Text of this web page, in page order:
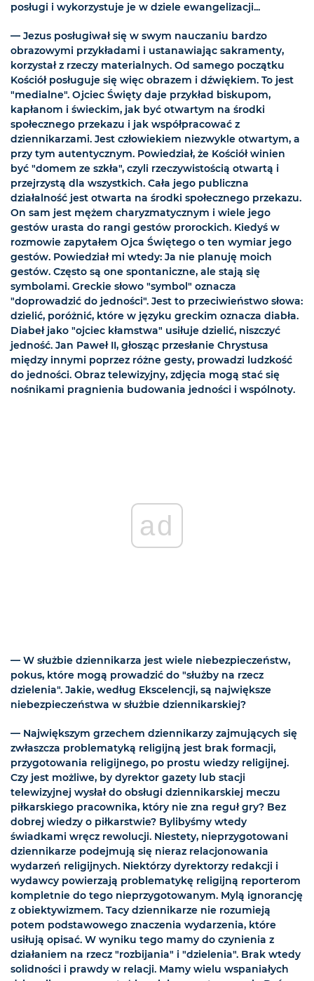
posługi i wykorzystuje je w dziele ewangelizacji...
— Jezus posługiwał się w swym nauczaniu bardzo
obrazowymi przykładami i ustanawiając sakramenty,
korzystał z rzeczy materialnych. Od samego początku
Kościół posługuje się więc obrazem i dźwiękiem. To jest
"medialne". Ojciec Święty daje przykład biskupom,
kapłanom i świeckim, jak być otwartym na środki
społecznego przekazu i jak współpracować z
dziennikarzami. Jest człowiekiem niezwykle otwartym, a
przy tym autentycznym. Powiedział, że Kościół winien
być "domem ze szkła", czyli rzeczywistością otwartą i
przejrzystą dla wszystkich. Cała jego publiczna
działalność jest otwarta na środki społecznego przekazu.
On sam jest mężem charyzmatycznym i wiele jego
gestów urasta do rangi gestów prorockich. Kiedyś w
rozmowie zapytałem Ojca Świętego o ten wymiar jego
gestów. Powiedział mi wtedy: Ja nie planuję moich
gestów. Często są one spontaniczne, ale stają się
symbolami. Greckie słowo "symbol" oznacza
"doprowadzić do jedności". Jest to przeciwieństwo słowa:
dzielić, poróżnić, które w języku greckim oznacza diabła.
Diabeł jako "ojciec kłamstwa" usiłuje dzielić, niszczyć
jedność. Jan Paweł II, głosząc przesłanie Chrystusa
między innymi poprzez różne gesty, prowadzi ludzkość
do jedności. Obraz telewizyjny, zdjęcia mogą stać się
nośnikami pragnienia budowania jedności i wspólnoty.
ad
— W służbie dziennikarza jest wiele niebezpieczeństw,
pokus, które mogą prowadzić do "służby na rzecz
dzielenia". Jakie, według Ekscelencji, są największe
niebezpieczeństwa w służbie dziennikarskiej?
— Największym grzechem dziennikarzy zajmujących się
zwłaszcza problematyką religijną jest brak formacji,
przygotowania religijnego, po prostu wiedzy religijnej.
Czy jest możliwe, by dyrektor gazety lub stacji
telewizyjnej wysłał do obsługi dziennikarskiej meczu
piłkarskiego pracownika, który nie zna reguł gry? Bez
dobrej wiedzy o piłkarstwie? Bylibyśmy wtedy
świadkami wręcz rewolucji. Niestety, nieprzygotowani
dziennikarze podejmują się nieraz relacjonowania
wydarzeń religijnych. Niektórzy dyrektorzy redakcji i
wydawcy powierzają problematykę religijną reporterom
kompletnie do tego nieprzygotowanym. Mylą ignorancję
z obiektywizmem. Tacy dziennikarze nie rozumieją
potem podstawowego znaczenia wydarzenia, które
usiłują opisać. W wyniku tego mamy do czynienia z
działaniem na rzecz "rozbijania" i "dzielenia". Brak wtedy
solidności i prawdy w relacji. Mamy wielu wspaniałych